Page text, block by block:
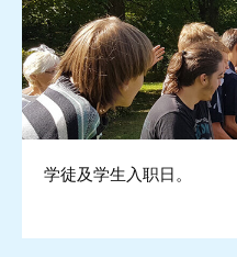
学徒及学生入职日。